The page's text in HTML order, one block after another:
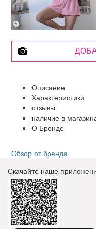
Описание
Характеристики
отзывы
наличие в
О Бренде
Обзор от бренда
Скачайте наше